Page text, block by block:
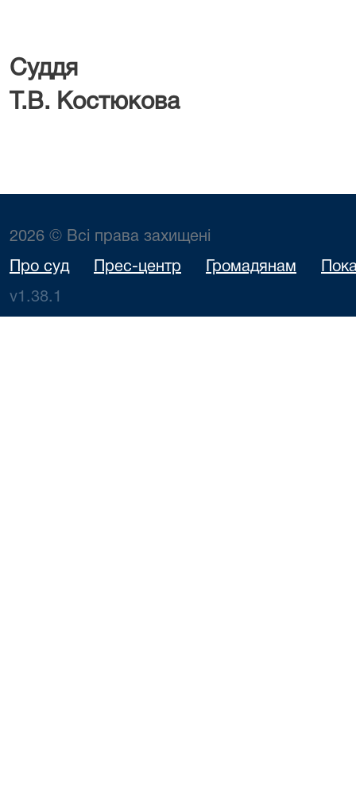
Т.В. Костюкова
2026 © Всі права захищені
Про суд Прес-центр Громадянам
v1.38.1